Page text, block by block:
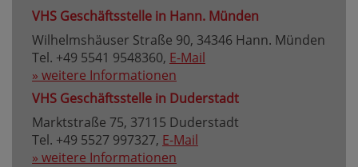
VHS Geschäftsstelle in Hann. Münden
Wilhelmshäuser Straße 90, 34346 Hann. Münden
Tel. +49 5541 9548360, E-Mail
» weitere Informationen
VHS Geschäftsstelle in Duderstadt
Marktstraße 75, 37115 Duderstadt
Tel. +49 5527 997327, E-Mail
» weitere Informationen